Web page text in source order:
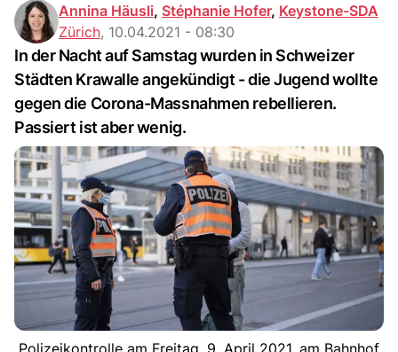
Annina Häusli, Stéphanie Hofer, Keystone-SDA
Zürich, 10.04.2021 - 08:30
In der Nacht auf Samstag wurden in Schweizer
Städten Krawalle angekündigt - die Jugend wollte
gegen die Corona-Massnahmen rebellieren.
Passiert ist aber wenig.
Polizeikontrolle am Freitag, 9. April 2021, am Bahnhof